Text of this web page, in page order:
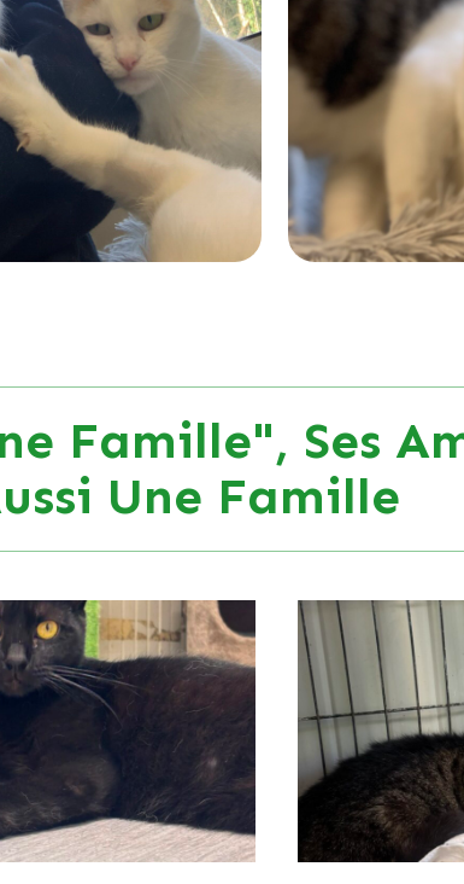
Famille", Ses
Une Famille